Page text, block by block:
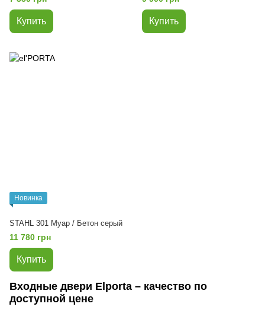
Купить Купить
Новинка
STAHL 301 Муар / Бетон серый
11 780 грн
Купить
Входные двери Еlporta – качество по
доступной цене